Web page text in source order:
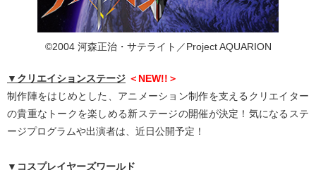
©2004 河森正治・サテライト／Project AQUARION
▼クリエイションステージ ＜NEW!!＞
制作陣をはじめとした、アニメーション制作を支えるクリエイター
の貴重なトークを楽しめる新ステージの開催が決定！気になるステ
ージプログラムや出演者は、近日公開予定！
▼コスプレイヤーズワールド